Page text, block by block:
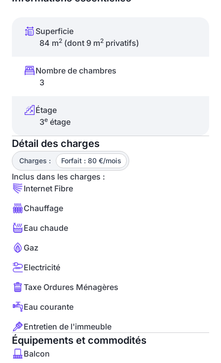
Superficie
84 m2 (dont 9 m2 privatifs)
Nombre de chambres
3
Étage
3e étage
Détail des charges
Charges : Forfait : 80 €/mois
Inclus dans les charges :
Internet Fibre
Chauffage
Eau chaude
Gaz
Electricité
Taxe Ordures Ménagères
Eau courante
Entretien de l'immeuble
Équipements et commodités
Balcon